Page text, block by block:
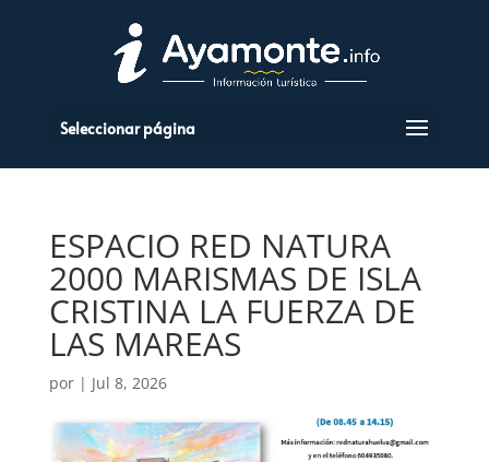
Seleccionar página
ESPACIO RED NATURA
2000 MARISMAS DE ISLA
CRISTINA LA FUERZA DE
LAS MAREAS
por | Jul 8, 2026